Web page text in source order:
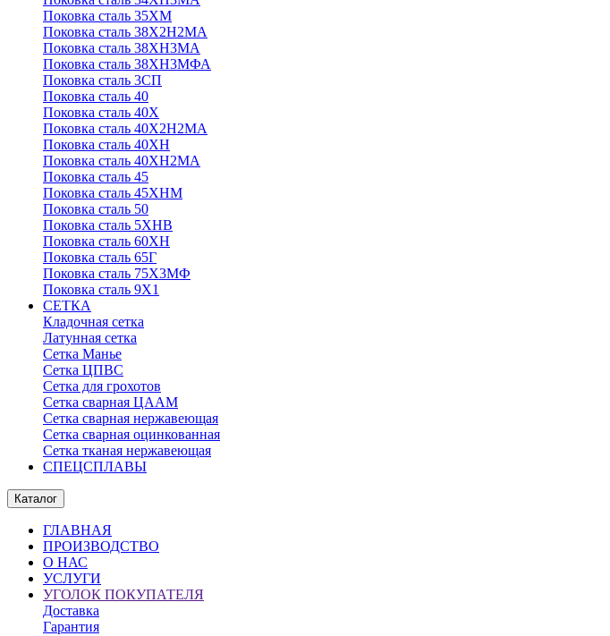
Поковка сталь 35ХМ
Поковка сталь 38Х2Н2МА
Поковка сталь 38ХН3МА
Поковка сталь 38ХН3МФА
Поковка сталь 3СП
Поковка сталь 40
Поковка сталь 40Х
Поковка сталь 40Х2Н2МА
Поковка сталь 40ХН
Поковка сталь 40ХН2МА
Поковка сталь 45
Поковка сталь 45ХНМ
Поковка сталь 50
Поковка сталь 5ХНВ
Поковка сталь 60ХН
Поковка сталь 65Г
Поковка сталь 75Х3МФ
Поковка сталь 9Х1
СЕТКА
Кладочная сетка
Латунная сетка
Сетка Манье
Сетка ЦПВС
Сетка для грохотов
Сетка сварная ЦААМ
Сетка сварная нержавеющая
Сетка сварная оцинкованная
Сетка тканая нержавеющая
СПЕЦСПЛАВЫ
Каталог
ГЛАВНАЯ
ПРОИЗВОДСТВО
О НАС
УСЛУГИ
УГОЛОК ПОКУПАТЕЛЯ
Доставка
Гарантия